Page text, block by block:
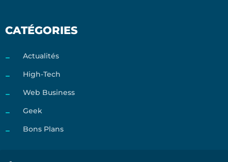
CATÉGORIES
Actualités
High-Tech
Web Business
Geek
Bons Plans